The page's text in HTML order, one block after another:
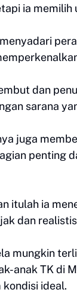
ia
dan
sarana
juga
penting
itulah ia
dan
mungkin
anak TK di
ideal.